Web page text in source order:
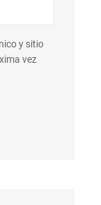
y sitio
vez